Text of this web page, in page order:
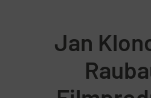
Jan